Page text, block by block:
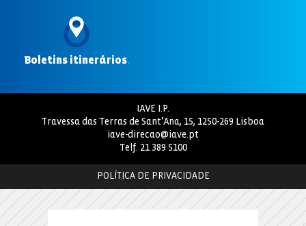
Boletins itinerários.
IAVE I.P.
Travessa das Terras de Sant’Ana, 15, 1250-269 Lisboa
iave-direcao@iave.pt
Telf. 21 389 5100
POLÍTICA DE PRIVACIDADE